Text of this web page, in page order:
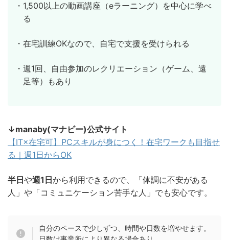
・1,500以上の動画講座（eラーニング）を中心に学べ
る
・在宅訓練OKなので、自宅で支援を受けられる
・週1回、自由参加のレクリエーション（ゲーム、遠
足等）もあり
↓manaby(マナビー)公式サイト
【IT×在宅可】PCスキルが身につく！在宅ワークも目指せ
る｜週1日からOK
半日や週1日から利用できるので、「体調に不安がある
人」や「コミュニケーション苦手な人」でも安心です。
自分のペースで少しずつ、時間や日数を増やせます。